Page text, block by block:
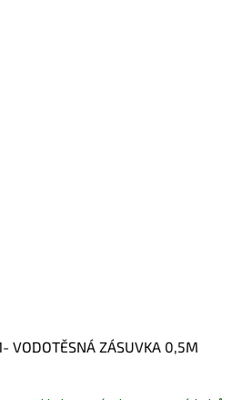
VODOTĚSNÁ ZÁSUVKA 0,5M